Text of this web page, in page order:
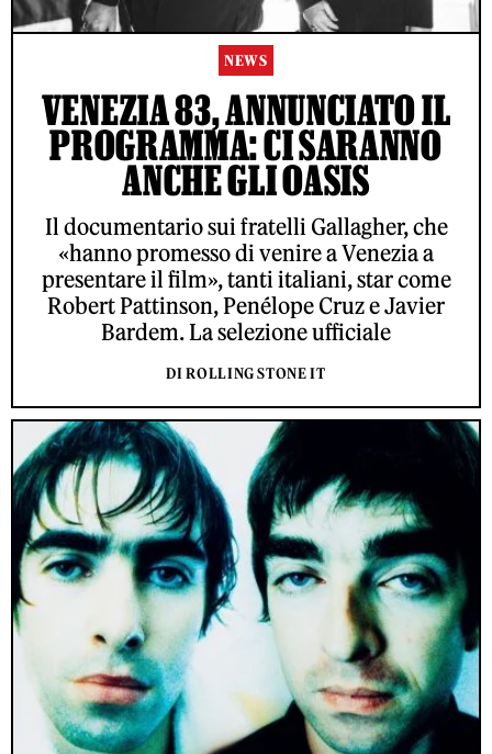
NEWS
VENEZIA 83, ANNUNCIATO IL
PROGRAMMA: CI SARANNO
ANCHE GLI OASIS
Il documentario sui fratelli Gallagher, che
«hanno promesso di venire a Venezia a
presentare il film», tanti italiani, star come
Robert Pattinson, Penélope Cruz e Javier
Bardem. La selezione ufficiale
DI ROLLING STONE IT